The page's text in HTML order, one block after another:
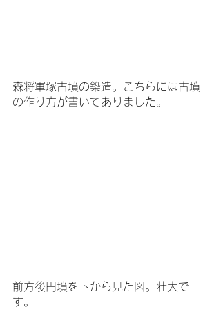
森将軍塚古墳の築造。こちらには古墳
の作り方が書いてありました。
前方後円墳を下から見た図。壮大で
す。